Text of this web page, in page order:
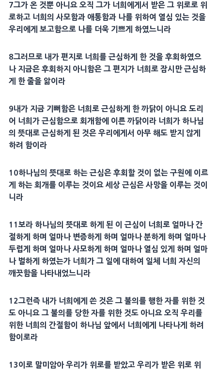
7그가 온 것뿐 아니요 오직 그가 너희에게서 받은 그 위로로 위
로하고 너희의 사모함과 애통함과 나를 위하여 열심 있는 것을
우리에게 보고함으로 나를 더욱 기쁘게 하였느니라
8그러므로 내가 편지 로 너희를 근심하게 한 것을 후회하였으
나 지금은 후회하지 아니함은 그 편지 가 너희로 잠시만 근심하
게 한 줄을 앎이라
9내가 지금 기뻐함은 너희로 근심하게 한 까닭이 아니요 도리
어 너희가 근심함으로 회개 함에 이른 까닭이라 너희가 하나님
의 뜻대로 근심하게 된 것은 우리에게서 아무 해도 받지 않게
하려 함이라
10하나님의 뜻대로 하는 근심은 후회할 것이 없는 구원 에 이르
게 하는 회개를 이루는 것이요 세상근심은 사망을 이루는 것이
니라
11 보라 하나님의 뜻대로 하게 된 이 근심이 너희로 얼마나 간
절하게 하며 얼마나 변증하게 하며 얼마나 분하게 하며 얼마나
두렵게 하며 얼마나사모하게 하며 얼마나 열심 있게 하며 얼마
나 벌하게 하였는가 너희가 그 일에 대하여 일체 너희 자신의
깨끗함을 나타내었느니라
12그런즉 내가 너희에게 쓴 것은 그 불의를 행한 자를 위한 것
도 아니요 그 불의를 당한 자를 위한 것도 아니요 오직 우리를
위한 너희의 간절함이 하나님 앞에서 너희에게 나타나게 하려
함이로라
13이로 말미암아 우리가 위로를 받았고 우리가 받은 위로위